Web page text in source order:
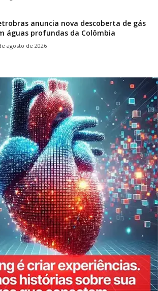
anuncia nova descoberta de gás
águas profundas da Colômbia
agosto de 2026